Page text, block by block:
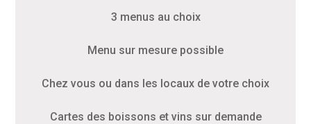
3 menus au choix
Menu sur mesure possible
Chez vous ou dans les locaux de votre choix
Cartes des boissons et vins sur demande